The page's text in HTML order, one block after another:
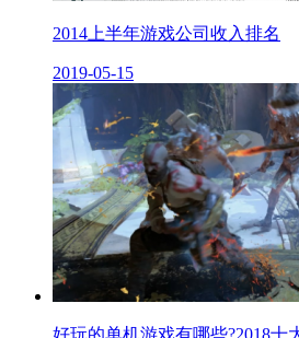
2014上半年游戏公司收入排名
2019-05-15